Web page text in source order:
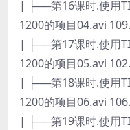
| ├──第16课时.使用
1200的项目04.avi
| ├──第17课时.使用
1200的项目05.avi
| ├──第18课时.使用
1200的项目06.avi
| ├──第19课时.使用